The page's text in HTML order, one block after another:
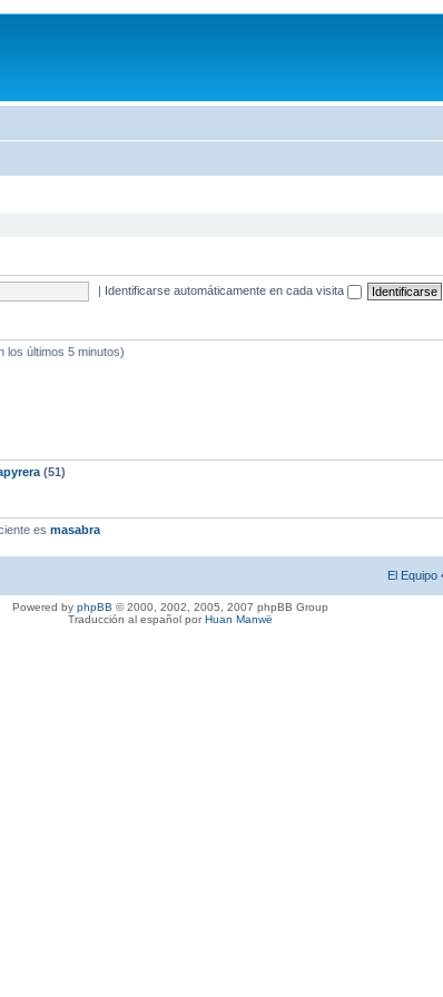
| Identificarse automáticamente en cada visita
los últimos 5 minutos)
(51)
es masabra
El Equipo
Powered by phpBB © 2000, 2002, 2005, 2007 phpBB Group
Traducción al español porHuan Manwë